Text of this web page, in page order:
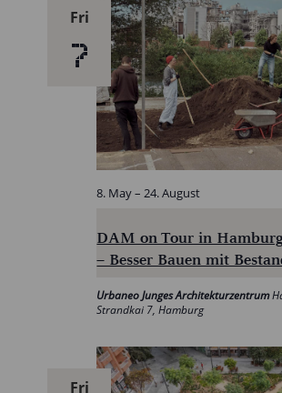
Fri
7
DAM on Tour in
– Besser Bauen mit
8. May–24. August
Urbaneo Junges Architekturzentrum
Strandkai 7, Hamburg
Fri